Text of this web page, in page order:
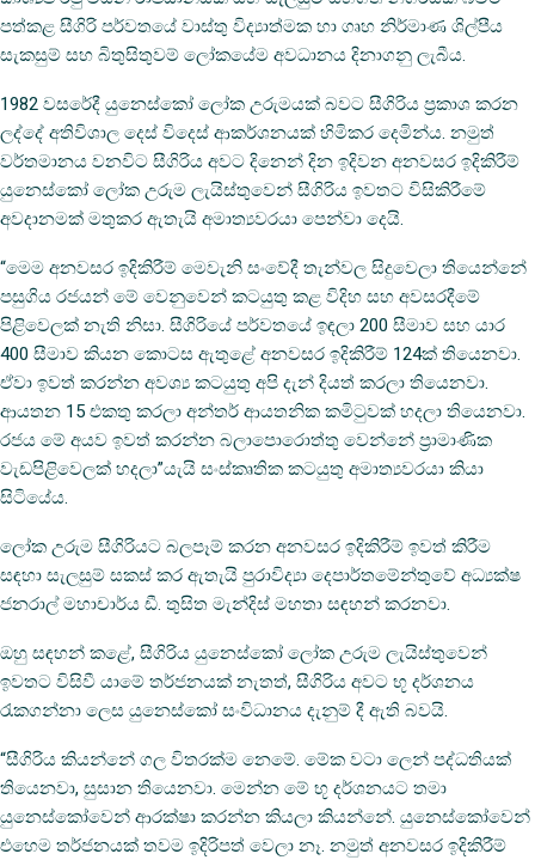
පත්කළ සීගිරි පර්වතයේ වාස්තු විද්‍යාත්මක හා ගෘහ නිර්මාණ ශිල්පීය
සැකසුම් සහ බිතුසිතුවම් ලෝකයේම අවධානය දිනාගනු ලැබීය.
1982 වසරේදී යුනෙස්කෝ ලෝක උරුමයක් බවට සීගිරිය ප්‍රකාශ කරන
ලද්දේ අතිවිශාල දෙස් විදෙස් ආකර්ශනයක් හිමිකර දෙමින්ය. නමුත්
වර්තමානය වනවිට සීගිරිය අවට දිනෙන් දින ඉදිවන අනවසර ඉදිකිරීම්
යුනෙස්කෝ ලෝක උරුම ලැයිස්තුවෙන් සීගිරිය ඉවතට විසිකිරීමේ
අවදානමක් මතුකර ඇතැයි අමාත්‍යවරයා පෙන්වා දෙයි.
“මෙම අනවසර ඉදිකි‍රීම් මෙවැනි සංවේදී තැන්වල සිදුවෙලා තියෙන්නේ
පසුගිය රජයන් මේ වෙනුවෙන් කටයුතු කළ විදිහ සහ අවසරදීමේ
පිළිවෙලක් නැති නිසා. සීගිරියේ පර්වතයේ ඉඳලා 200 සීමාව සහ යාර
400 සීමාව කියන කොටස ඇතුළේ අනවසර ඉදිකිරීම් 124ක් තියෙනවා.
ඒවා ඉවත් කරන්න අවශ්‍ය කටයුතු අපි දැන් දියත් කරලා තියෙනවා.
ආයතන 15 එකතු කරලා අන්තර් ආයතනික කමිටුවක් හදලා තියෙනවා.
රජය මේ අයව ඉවත් කරන්න බලාපොරොත්තු වෙන්නේ ප්‍රාමාණික
වැඩපිළිවෙලක් හදලා”යැයි සංස්කෘතික කටයුතු අමාත්‍යවරයා කියා
සිටියේය.
ලෝක උරුම සීගිරියට බලපෑම් කරන අනවසර ඉදිකිරීම් ඉවත් කිරීම
සඳහා සැලසුම් සකස් කර ඇතැයි පුරාවිද්‍යා දෙපාර්තමේන්තුවේ අධ්‍යක්ෂ
ජනරාල් මහාචාර්ය ඩී. තුසිත මැන්දිස් මහතා සඳහන් කරනවා.
ඔහු සඳහන් කළේ, සීගිරිය යුනෙස්කෝ ලෝක උරුම ලැයිස්තුවෙන්
ඉවතට විසිවී යාමේ තර්ජනයක් නැතත්, සීගිරිය අවට භූ දර්ශනය
රැකගන්නා ලෙස යුනෙස්කෝ සංවිධානය දැනුම් දී ඇති බවයි.
“සීගිරිය කියන්නේ ගල විතරක්ම නෙමේ. මේක වටා ලෙන් පද්ධතියක්
තියෙනවා, සුසාන තියෙනවා. මෙන්න මේ භූ දර්ශනයට තමා
යුනෙස්කෝවෙන් ආරක්ෂා කරන්න කියලා කියන්නේ. යුනෙස්කෝවෙන්
එහෙම තර්ජනයක් තවම ඉදිරිපත් වෙලා නෑ. නමුත් අනවසර ඉදිකිරීම්